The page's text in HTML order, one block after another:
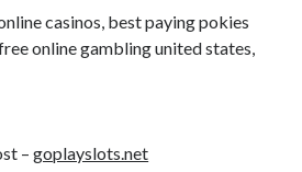
casinos, best paying pokies
online gambling united states,
–goplayslots.net